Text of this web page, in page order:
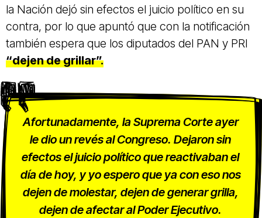
la Nación dejó sin efectos el juicio político en su
contra, por lo que apuntó que con la notificación
también espera que los diputados del PAN y PRI
“dejen de grillar”.
Afortunadamente, la Suprema Corte ayer
le dio un revés al Congreso. Dejaron sin
efectos el juicio político que reactivaban el
día de hoy, y yo espero que ya con eso nos
dejen de molestar, dejen de generar grilla,
dejen de afectar al Poder Ejecutivo.